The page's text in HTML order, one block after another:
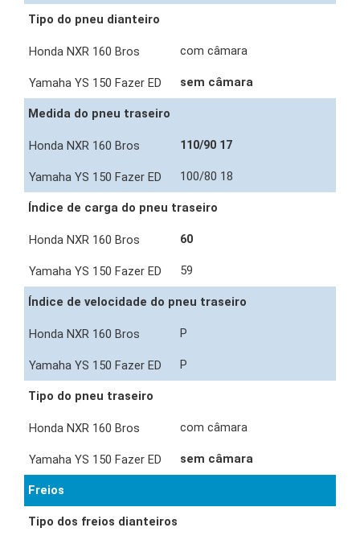
Tipo do pneu dianteiro
com câmara
sem câmara
Medida do pneu traseiro
110/90 17
100/80 18
Índice de carga do pneu traseiro
60
59
Índice de velocidade do pneu traseiro
P
P
Tipo do pneu traseiro
com câmara
sem câmara
Freios
Tipo dos freios dianteiros